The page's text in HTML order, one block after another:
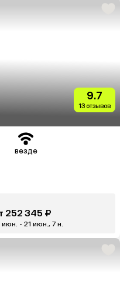
9.7
13 отзывов
везде
252 345 ₽
июн. - 21 июн., 7 н.